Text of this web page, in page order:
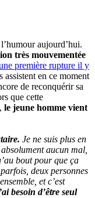
aujourd’hui.
très mouvementée
première rupture il y
assistent en ce moment
de reconquérir sa
que cette
le jeune homme vient
Je ne suis plus en
aucun mal,
bout pour que ça
deux personnes
et c’est
besoin d’être seul